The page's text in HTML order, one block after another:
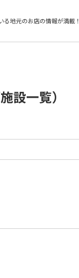
る地元のお店の情報が満載！
設一覧）